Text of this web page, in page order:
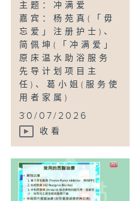
主题：冲满爱
嘉宾：杨苑真(「毋
忘爱」注册护士)、
简佩坤(「冲满爱」
原床温水助浴服务
先导计划项目主
任)、葛小姐(服务使
用者家属)
...
30/07/2026
收看